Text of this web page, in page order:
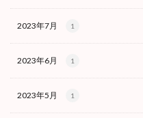
2023年7月 1
2023年6月 1
2023年5月 1